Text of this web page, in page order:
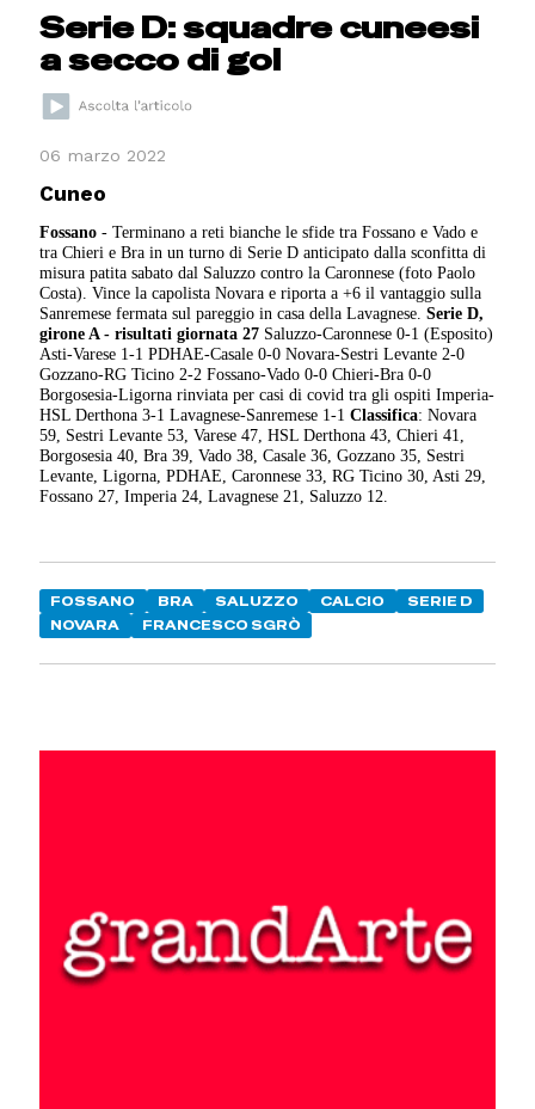
Serie D: squadre cuneesi
a secco di gol
06 marzo 2022
Cuneo
Fossano - Terminano a reti bianche le sfide tra Fossano e Vado e
tra Chieri e Bra in un turno di Serie D anticipato dalla sconfitta di
misura patita sabato dal Saluzzo contro la Caronnese (foto Paolo
Costa). Vince la capolista Novara e riporta a +6 il vantaggio sulla
Sanremese fermata sul pareggio in casa della Lavagnese.Serie D,
girone A - risultati giornata 27 Saluzzo-Caronnese 0-1 (Esposito)
Asti-Varese 1-1 PDHAE-Casale 0-0 Novara-Sestri Levante 2-0
Gozzano-RG Ticino 2-2 Fossano-Vado 0-0 Chieri-Bra 0-0
Borgosesia-Ligorna rinviata per casi di covid tra gli ospiti Imperia-
HSL Derthona 3-1 Lavagnese-Sanremese 1-1Classifica: Novara
59, Sestri Levante 53, Varese 47, HSL Derthona 43, Chieri 41,
Borgosesia 40, Bra 39, Vado 38, Casale 36, Gozzano 35, Sestri
Levante, Ligorna, PDHAE, Caronnese 33, RG Ticino 30, Asti 29,
Fossano 27, Imperia 24, Lavagnese 21, Saluzzo 12.
FOSSANO BRA SALUZZO CALCIO
SERIE D
NOVARA
FRANCESCO SGRÒ